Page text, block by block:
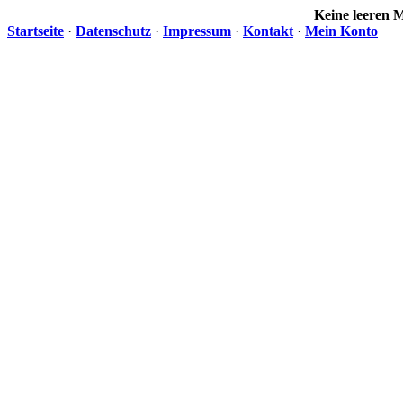
Keine leeren
Startseite · Datenschutz · Impressum · Kontakt · Mein Konto